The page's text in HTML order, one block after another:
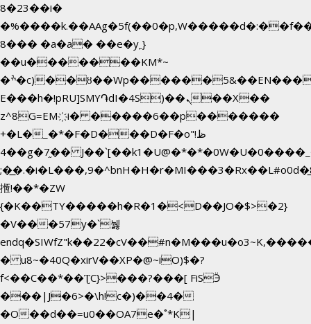
8�23��i�
8��� �a�a� ��e�y˿}
��u�������KM*~
�ׯ�c)��ȣ��Wp������5&��EN����*�&&6F��Le��~�P�άv����ui?
E���h�!pRU]SMY֏dI�4S)��ܢ��X��
z^8G=EM҉i� �����6��p�������
+�L�_�*�F�D���D�F�o"ظ!
�4�g�7֦�� J��`[��k1�U@�*�*�0W�U�0����_������äp�)2>�`@n����5DW˃��
揯!��*�ZW
{�K��TY�����h�R�1�<D��JO�$>�2}
�V���57y�`뉋
� u8~�40Q�xirV��XP�@~iO)$�?
f<��C��*��ƮC}>���?���[ FiSӬ
���|J�6>�\h!c�)��4�
�O��d��=u0��OA7e�˚*K|